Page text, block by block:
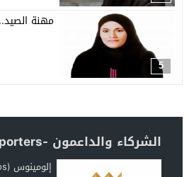
5
مهنة
الشركاء والداعمون -Partners & Supporters
إلومينوس (Illuminos)